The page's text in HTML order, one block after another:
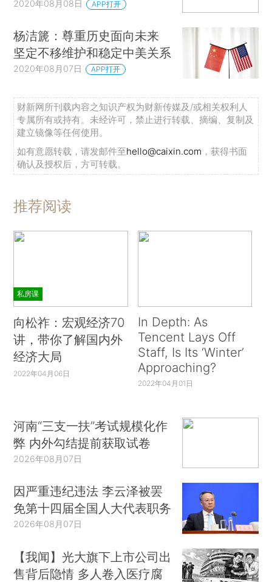
2020年08月08日 APP打开
杨洁篪：尊重历史面向未来
坚定不移维护和稳定中美关系
2020年08月07日 APP打开
财新网所刊载内容之知识产权为财新传媒及/或相关权利人
专属所有或持有。未经许可，禁止进行转载、摘编、复制及
建立镜像等任何使用。
如有意愿转载，请发邮件至hello@caixin.com ，获得书面
确认及授权后，方可转载。
推荐阅读
私房课
向松祚：宏观经济70
讲，带你了解国内外
经济大局
2022年04月06日
In Depth: As
Tencent Lays Off
Staff, Is Its ‘Winter’
Approaching?
2022年04月01日
河南“三支一扶”考试规模化作
弊 内外勾结提前获取试卷
2026年08月07日
因严重违纪违法 李云泽被罢
免第十四届全国人大代表职务
2026年08月07日
【我闻】光大旗下上市公司出
售背后隐情 多人卷入医疗腐